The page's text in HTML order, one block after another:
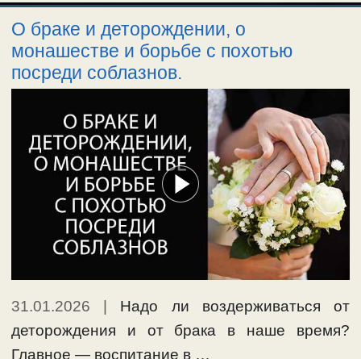
О браке и деторождении, о
монашестве и борьбе с похотью
посреди соблазнов.
31.01.2026
Надо ли воздерживаться от
деторождения и от брака в наше время?
Главное — воспитание в …